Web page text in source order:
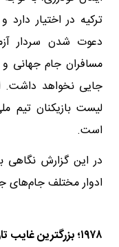
ترکیه در اختیار
دعوت شدن سردار
مسافران جام جهانی و
جایی نخواهد داشت.
لیست بازیکنان تیم
است.
در این گزارش نگاهی
ادوار مختلف جام‌های
۱۹۷۸؛ بزرگترین غایب تاریخ؛ ستاره‌ای که هرگز به آرژانتین نرسید